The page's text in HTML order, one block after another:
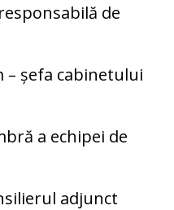
de
– șefa cabinetului
a echipei de
adjunct